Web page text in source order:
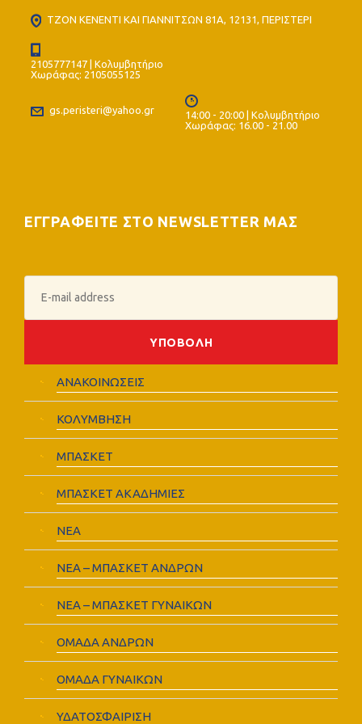
ΤΖΟΝ ΚΕΝΕΝΤΙ ΚΑΙ ΓΙΑΝΝΙΤΣΩΝ 81Α, 12131, ΠΕΡΙΣΤΕΡΙ
2105777147 | Κολυμβητήριο
Χωράφας: 2105055125
gs.peristeri@yahoo.gr
14:00 - 20:00 | Κολυμβητήριο
Χωράφας: 16.00 - 21.00
ΕΓΓΡΑΦΕΙΤΕ ΣΤΟ NEWSLETTER ΜΑΣ
ΑΝΑΚΟΙΝΩΣΕΙΣ
ΚΟΛΥΜΒΗΣΗ
ΜΠΑΣΚΕΤ
ΜΠΑΣΚΕΤ ΑΚΑΔΗΜΙΕΣ
ΝΕΑ
ΝΕΑ – ΜΠΑΣΚΕΤ ΑΝΔΡΩΝ
ΝΕΑ – ΜΠΑΣΚΕΤ ΓΥΝΑΙΚΩΝ
ΟΜΑΔΑ ΑΝΔΡΩΝ
ΟΜΑΔΑ ΓΥΝΑΙΚΩΝ
ΥΔΑΤΟΣΦΑΙΡΙΣΗ